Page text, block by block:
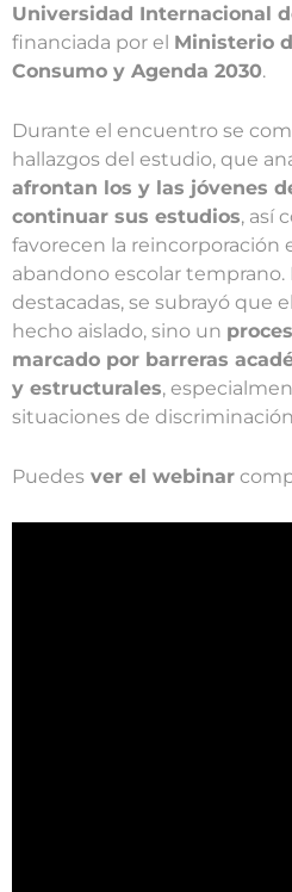
Universidad Internacional
financiada por el Ministerio
Consumo y Agenda 2030.
Durante el encuentro se
hallazgos del estudio, que
afrontan los y las jóvenes
continuar sus estudios, así
favorecen la reincorporación
abandono escolar
destacadas, se subrayó que
hecho aislado, sino un
marcado por barreras
y estructurales,
situaciones de
Puedes ver el webinar